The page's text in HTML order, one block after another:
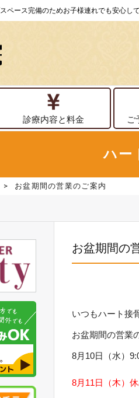
ース完備のためお子様連れでも安心して
診療内容と料金 ご
ハー
> お盆期間の営業のご案内
お盆期間の
いつもハート接
お盆期間の営業
8月10日（水）
8月11日（木）休